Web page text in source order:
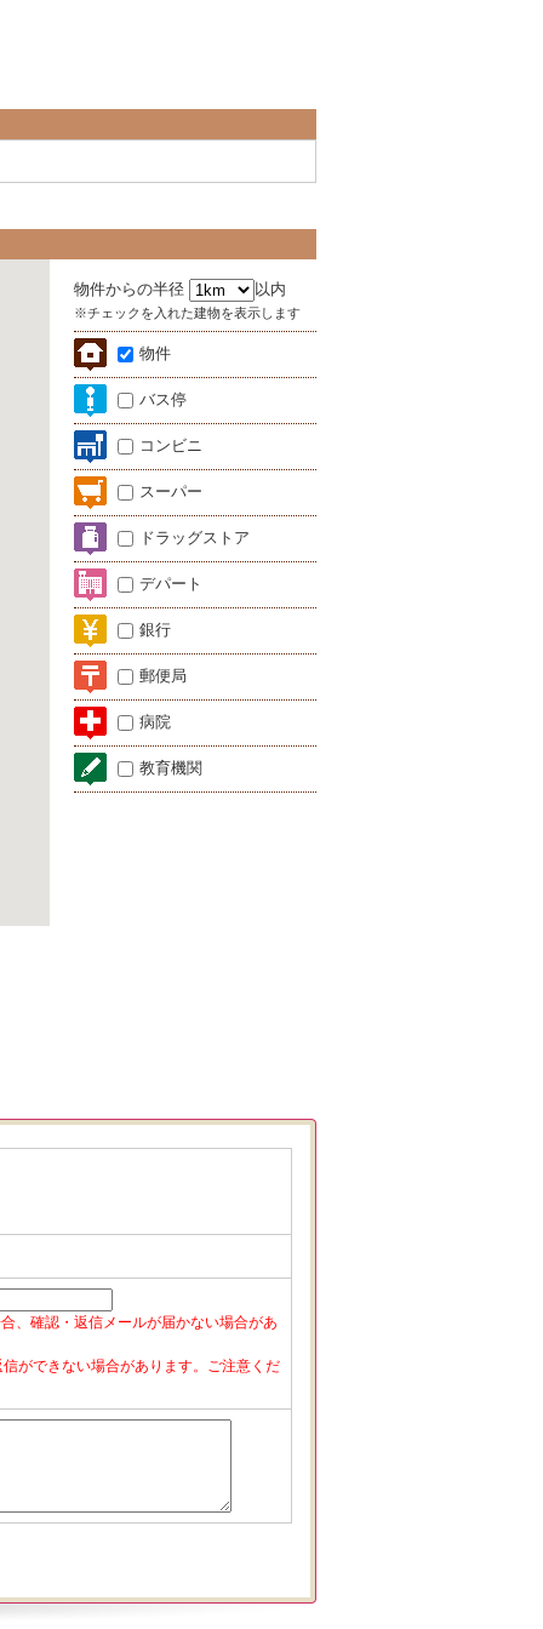
物件からの半径 以内
※チェックを入れた建物を表示します
物件
バス停
コンビニ
スーパー
ドラッグストア
デパート
銀行
郵便局
病院
教育機関